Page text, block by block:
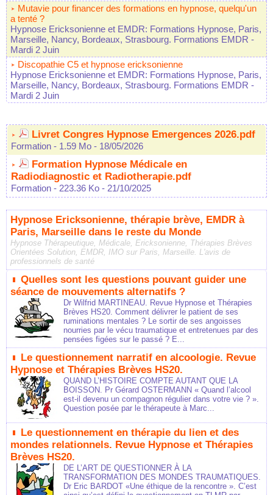
Mutavie pour financer des formations en hypnose, quelqu'un
a tenté ?
Hypnose Ericksonienne et EMDR: Formations Hypnose, Paris,
Marseille, Nancy, Bordeaux, Strasbourg. Formations EMDR -
Mardi 2 Juin
Discopathie C5 et hypnose ericksonienne
Hypnose Ericksonienne et EMDR: Formations Hypnose, Paris,
Marseille, Nancy, Bordeaux, Strasbourg. Formations EMDR -
Mardi 2 Juin
Livret Congres Hypnose Emergences 2026.pdf
Formation - 1.59 Mo - 18/05/2026
Formation Hypnose Médicale en
Radiodiagnostic et Radiotherapie.pdf
Formation - 223.36 Ko - 21/10/2025
Hypnose Ericksonienne, thérapie brève, EMDR à
Paris, Marseille dans le reste du Monde
Hypnose Thérapeutique, Médicale, Ericksonienne, Thérapies Brèves
Orientées Solution, EMDR, IMO sur Paris, Marseille. L'avis de
professionnels de santé
Quelles sont les questions pouvant guider une
séance de mouvements alternatifs ?
Dr Wilfrid MARTINEAU. Revue Hypnose et Thérapies
Brèves HS20. Comment délivrer le patient de ses
ruminations mentales ? Le sortir de ses angoisses
nourries par le vécu traumatique et entretenues par des
pensées figées sur le passé ? E...
Le questionnement narratif en alcoologie. Revue
Hypnose et Thérapies Brèves HS20.
QUAND L’HISTOIRE COMPTE AUTANT QUE LA
BOISSON. Pr Gérard OSTERMANN « Quand l’alcool
est-il devenu un compagnon régulier dans votre vie ? ».
Question posée par le thérapeute à Marc...
Le questionnement en thérapie du lien et des
mondes relationnels. Revue Hypnose et Thérapies
Brèves HS20.
DE L’ART DE QUESTIONNER À LA
TRANSFORMATION DES MONDES TRAUMATIQUES.
Dr Eric BARDOT «Une éthique de la rencontre ». C’est